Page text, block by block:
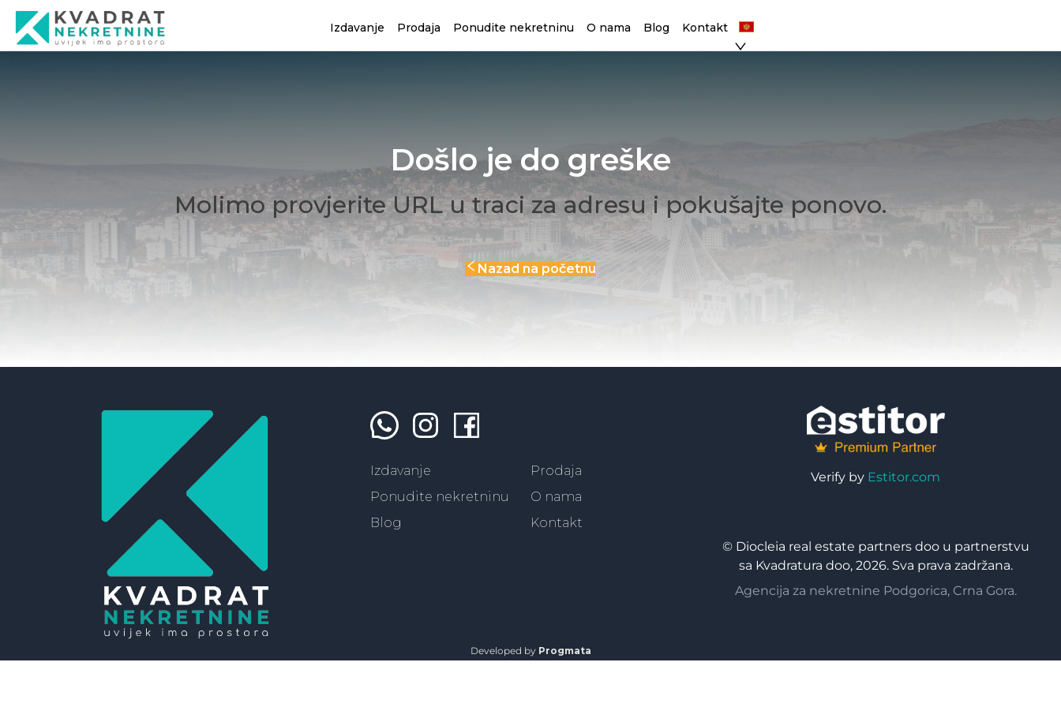
Izdavanje Prodaja Ponudite nekretninu O nama Blog Kontakt
Došlo je do greške
Molimo provjerite URL u traci za adresu i pokušajte ponovo.
Nazad na početnu
Izdavanje
Prodaja
Ponudite nekretninu
O nama
Blog
Kontakt
Verify by Estitor.com
© Diocleia real estate partners doo u partnerstvu
sa Kvadratura doo, 2026. Sva prava zadržana.
Agencija za nekretnine Podgorica, Crna Gora.
Developed by Progmata